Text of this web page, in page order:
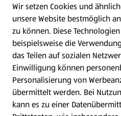
WhatsApp
Gewinnspiele
Mein HOFER. Meine Einkäufe.
Meine Meinung. Mein HOFER.
Wir setzen Cookies und
unsere Website bestmöglich
zu können. Diese
beispielsweise die
das Teilen auf sozialen
Einwilligung können
Personalisierung von
übermittelt werden. Bei
kann es zu einer